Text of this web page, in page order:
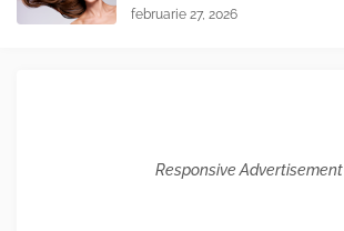
februarie 27, 2026
Responsive Advertisement